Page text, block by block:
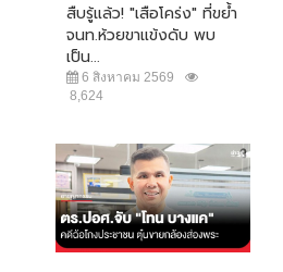
สืบรู้แล้ว! "เสือโคร่ง" ที่ขย้ำ
จนท.ห้วยขาแข้งดับ พบ
เป็น...
6 สิงหาคม 2569
8,624